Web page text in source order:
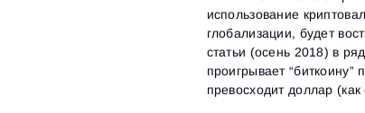
использование
глобализации, будет
статьи (осень 2018) в
проигрывает
превосходит доллар